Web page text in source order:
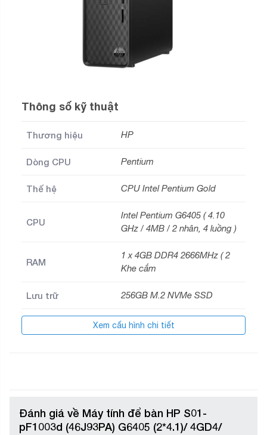
Thông số kỹ thuật
Thương hiệu HP
Dòng CPU Pentium
Thế hệ CPU Intel Pentium Gold
CPU
Intel Pentium G6405 ( 4.10
GHz / 4MB / 2 nhân, 4 luồng )
RAM
1 x 4GB DDR4 2666MHz ( 2
Khe cắm
Lưu trữ 256GB M.2 NVMe SSD
Windows 10 Home SL 64-bit
Xem cấu hình chi tiết
Đánh giá về Máy tính để bàn HP S01-
pF1003d (46J93PA) G6405 (2*4.1)/ 4GD4/